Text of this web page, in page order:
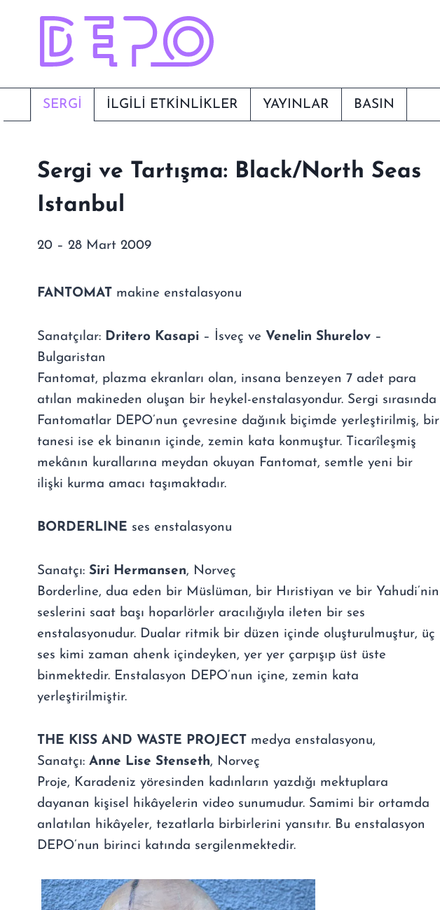
SERGI İLGİLİ ETKİNLİKLER YAYINLAR BASIN
Sergi ve Tartışma: Black/North Seas
Istanbul
20 – 28 Mart 2009
FANTOMAT makine enstalasyonu
Sanatçılar: Dritero Kasapi – İsveç ve Venelin Shurelov –
Bulgaristan
Fantomat, plazma ekranları olan, insana benzeyen 7 adet para
atılan makineden oluşan bir heykel-enstalasyondur. Sergi sırasında
Fantomatlar DEPO’nun çevresine dağınık biçimde yerleştirilmiş, bir
tanesi ise ek binanın içinde, zemin kata konmuştur. Ticarîleşmiş
mekânın kurallarına meydan okuyan Fantomat, semtle yeni bir
ilişki kurma amacı taşımaktadır.
BORDERLINE ses enstalasyonu
Sanatçı: Siri Hermansen, Norveç
Borderline, dua eden bir Müslüman, bir Hıristiyan ve bir Yahudi’nin
seslerini saat başı hoparlörler aracılığıyla ileten bir ses
enstalasyonudur. Dualar ritmik bir düzen içinde oluşturulmuştur, üç
ses kimi zaman ahenk içindeyken, yer yer çarpışıp üst üste
binmektedir. Enstalasyon DEPO’nun içine, zemin kata
yerleştirilmiştir.
THE KISS AND WASTE PROJECT medya enstalasyonu,
Sanatçı: Anne Lise Stenseth, Norveç
Proje, Karadeniz yöresinden kadınların yazdığı mektuplara
dayanan kişisel hikâyelerin video sunumudur. Samimi bir ortamda
anlatılan hikâyeler, tezatlarla birbirlerini yansıtır. Bu enstalasyon
DEPO’nun birinci katında sergilenmektedir.